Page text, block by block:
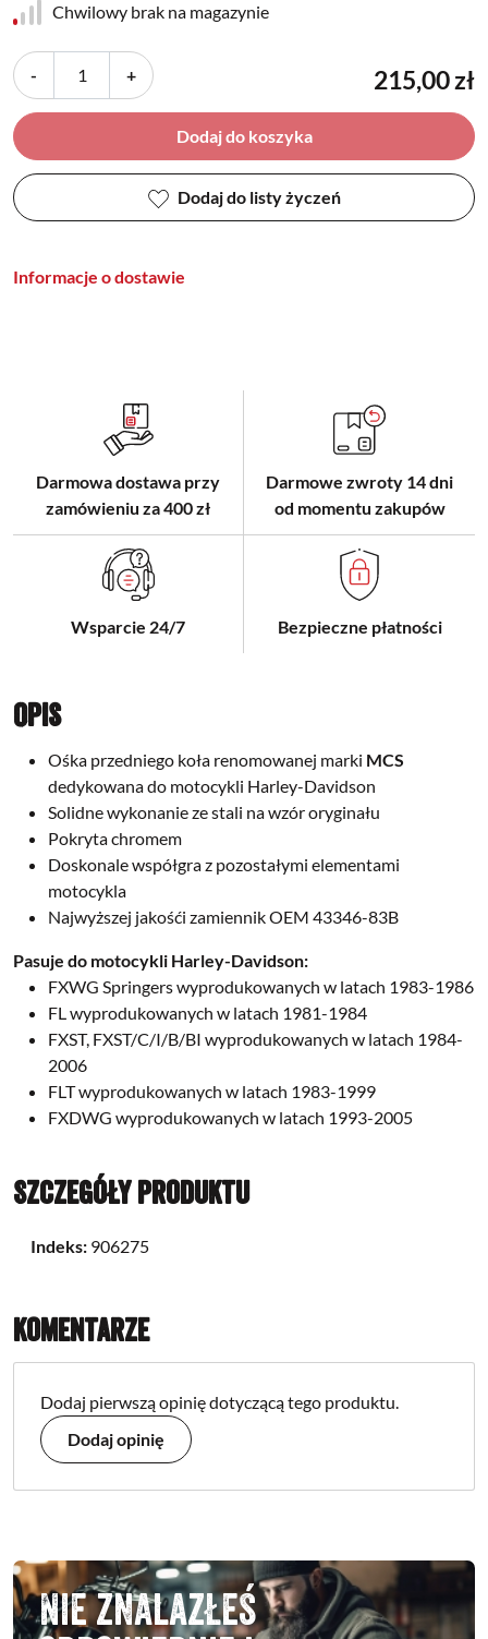
Chwilowy brak na magazynie
- + 215,00 zł
Dodaj do koszyka
Dodaj do listy życzeń
Informacje o dostawie
Darmowa dostawa przy
zamówieniu za 400 zł
Darmowe zwroty 14 dni
od momentu zakupów
Wsparcie 24/7 Bezpieczne płatności
Opis
Ośka przedniego koła renomowanej marki MCS
dedykowana do motocykli Harley-Davidson
Solidne wykonanie ze stali na wzór oryginału
Pokryta chromem
Doskonale współgra z pozostałymi elementami
motocykla
Najwyższej jakośći zamiennik OEM 43346-83B
Pasuje do motocykli Harley-Davidson:
FXWG Springerswyprodukowanych w latach 1983-1986
FL wyprodukowanych w latach 1981-1984
FXST, FXST/C/I/B/BI wyprodukowanych w latach 1984-
2006
FLT wyprodukowanych w latach 1983-1999
FXDWG wyprodukowanych w latach 1993-2005
Szczegóły produktu
Indeks: 906275
Komentarze
Dodaj pierwszą opinię dotyczącą tego produktu.
Dodaj opinię
Nie znalazłeś